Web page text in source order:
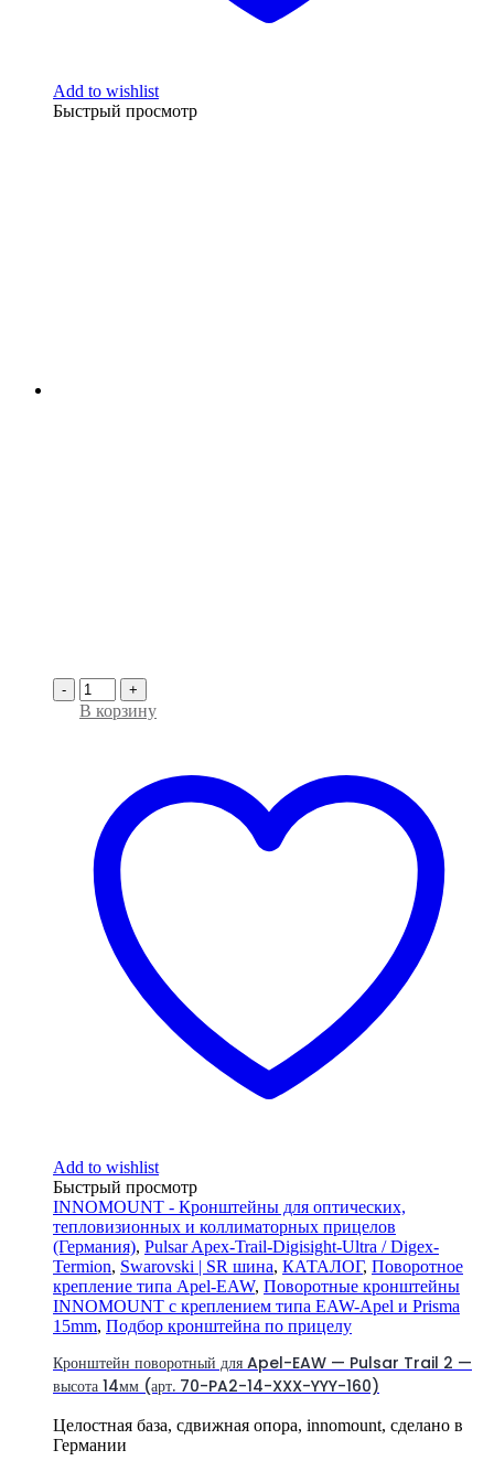
Add to wishlist
Быстрый просмотр
- +
В корзину
Add to wishlist
Быстрый просмотр
INNOMOUNT - Кронштейны для оптических,
тепловизионных и коллиматорных прицелов
(Германия), Pulsar Apex-Trail-Digisight-Ultra / Digex-
Termion, Swarovski | SR шина, КАТАЛОГ, Поворотное
крепление типа Apel-EAW, Поворотные кронштейны
INNOMOUNT с креплением типа EAW-Apel и Prisma
15mm, Подбор кронштейна по прицелу
Кронштейн поворотный для Apel-EAW — Pulsar Trail 2 —
высота 14мм (арт. 70-PA2-14-XXX-YYY-160)
Целостная база, сдвижная опора, innomount, сделано в
Германии